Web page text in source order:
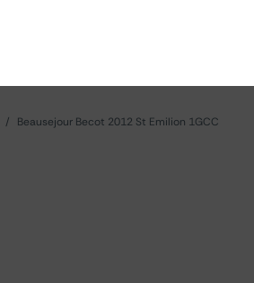
Beausejour Becot 2012 St Emilion 1GCC